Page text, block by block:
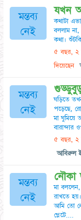
মন্তব্য
নেই
যখন
কথাটা
বললাম
কথা।
৫ বছর, ২
দিয়েছেন
মন্তব্য
নেই
ঘড়িতে
পড়েছে,
মা ঘুমিয়ে
বারান্দার
৫ বছর, ২
আবিরুল
মন্তব্য
নেই
নৌকা
মা বললেন,
রাখতে
আমি তো
প্লেটে....